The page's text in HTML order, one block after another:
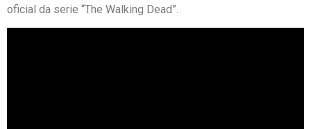
oficial da serie “The Walking Dead”.